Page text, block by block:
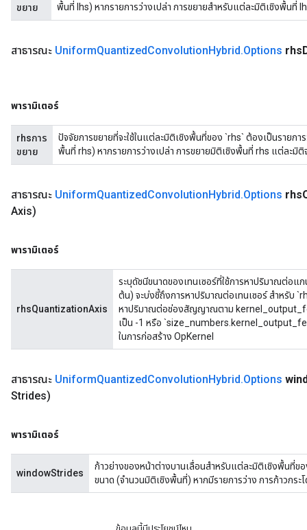
ขยาย
พื้นที่ lhs) หากรายการว่างเปล่า การขยายสำหรับแต่ละมิติเชิงพื้นที่
สาธารณะ UniformQuantizedConvolutionHybrid.Options rhs
พารามิเตอร์
rhsการ
ขยาย
ปัจจัยการขยายที่จะใช้ในแต่ละมิติเชิงพื้นที่ของ `rhs` ต้องเป็นรายกา
พื้นที่ rhs) หากรายการว่างเปล่า การขยายมิติเชิงพื้นที่ rhs แต่ละมิติ
สาธารณะ UniformQuantizedConvolutionHybrid.Options rhs
Axis)
พารามิเตอร์
rhsQuantizationAxis
ระบุดัชนีขนาดของเทนเซอร์ที่ใช้การหาปริมาณต่อแ
ต้น) จะบ่งชี้ถึงการหาปริมาณต่อเทนเซอร์ สำหรับ
หาปริมาณต่อช่องสัญญาณตาม
เป็น -1 หรือ
ในการก่อสร้าง OpKernel
สาธารณะ UniformQuantizedConvolutionHybrid.Options
Strides)
พารามิเตอร์
windowStrides
ก้าวย่างของหน้าต่างบานเลื่อนสำหรับแต่ละมิติเชิงพื้นที่ข
ขนาด (จำนวนมิติเชิงพื้นที่) หากมีรายการว่าง การก้าวกร